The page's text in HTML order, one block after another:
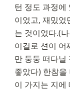
턴 정도 과정
이었고, 재밌었
는 것이었다.(
이걸로 션이 어
만 둥둥 떠다닐
좋았다) 한참
이 가지는 지에